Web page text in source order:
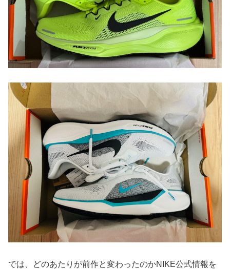
では、どのあたりが前作と変わったのかNIKE公式情報を